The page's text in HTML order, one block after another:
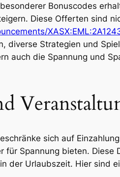
Bonuscodes
Diese Offerten sind
diverse Strategien und
auch die Spannung und
sich auf
Spannung bieten. Diese
der Urlaubszeit. Hier sind